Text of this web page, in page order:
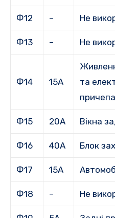
Ф12 – Не
Ф13 – Не
Ф14 15А
та
причепа
Ф15 20А Вікна
Ф16 40А Блок
Ф17 15А
Ф18 – Не